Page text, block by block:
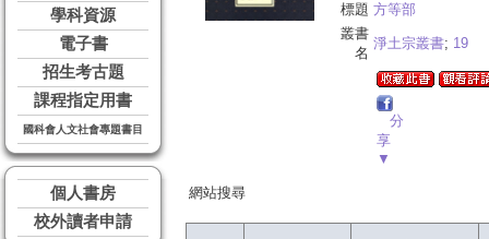
學科資源
電子書
招生考古題
課程指定用書
國科會人文社會專題書目
個人書房
校外讀者申請
標題 方等部
叢書
名
淨土宗叢書; 19
分
享
▼
網站搜尋